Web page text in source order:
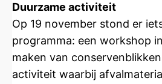
Duurzame activiteit
Op 19 november stond er
programma: een workshop
maken van
activiteit waarbij